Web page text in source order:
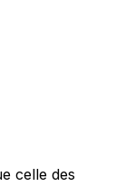
celle des